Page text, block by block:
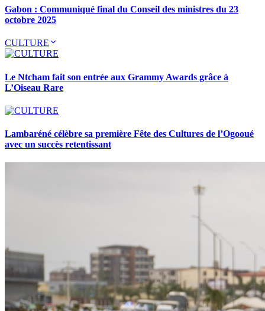
Gabon : Communiqué final du Conseil des ministres du 23
octobre 2025
CULTURE
Le Ntcham fait son entrée aux Grammy Awards grâce à
L’Oiseau Rare
Lambaréné célèbre sa première Fête des Cultures de l’Ogooué
avec un succès retentissant